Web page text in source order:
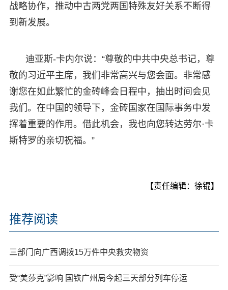
战略协作，推动中古两党两国特殊友好关系不断得
到新发展。
迪亚斯-卡内尔说：“尊敬的中共中央总书记，尊
敬的习近平主席，我们非常高兴与您会面。非常感
谢您在如此繁忙的金砖峰会日程中，抽出时间会见
我们。在中国的领导下，金砖国家在国际事务中发
挥着重要的作用。借此机会，我也向您转达劳尔·卡
斯特罗的亲切祝福。”
【责任编辑：徐锟】
推荐阅读
三部门向广西调拨15万件中央救灾物资
受“美莎克”影响 国铁广州局今起三天部分列车停运